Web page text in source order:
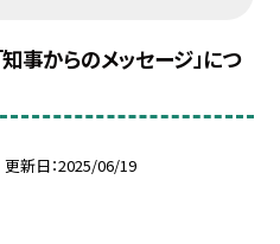
事からのメッセージ」につ
更新日 2025/06/19